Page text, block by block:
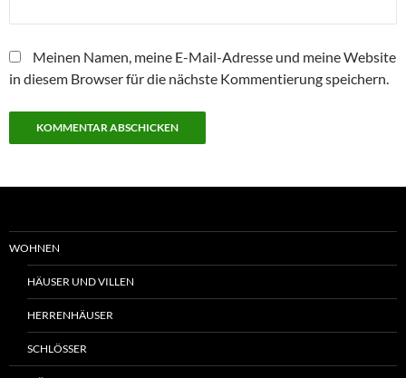
Meinen Namen, meine E-Mail-Adresse und meine Website
in diesem Browser für die nächste Kommentierung speichern.
WOHNEN
HÄUSER UND VILLEN
HERRENHÄUSER
SCHLÖSSER